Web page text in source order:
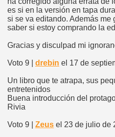
es si en la versión en tapa
si se va editando. Además me
saber si estoy comprando la
Gracias y disculpad mi
Voto 9 | drebin el 17 de
Un libro que te atrapa, sus
entretenidos
Buena introducción del
Rivia
Voto 9 | Zeus el 23 de julio de